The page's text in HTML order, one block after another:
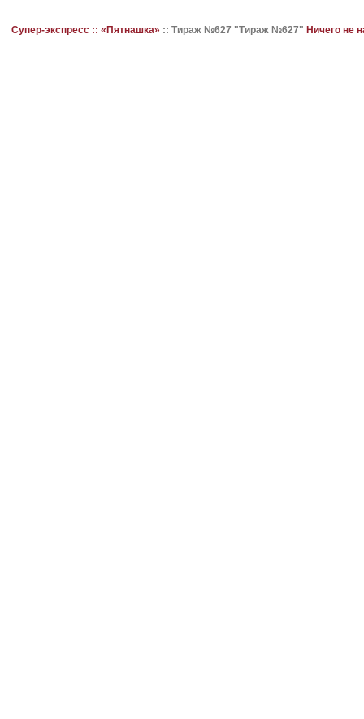
Супер-экспресс :: «Пятнашка» :: Тираж №627 "Тираж №627" Ничего не